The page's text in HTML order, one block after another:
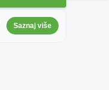
Saznaj više